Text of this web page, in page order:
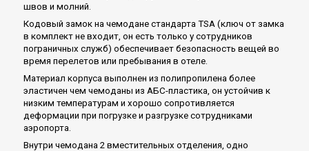
швов и молний.
Кодовый замок на чемодане стандарта TSA (ключ от замка
в комплект не входит, он есть только у сотрудников
пограничных служб) обеспечивает безопасность вещей во
время перелетов или пребывания в отеле.
Материал корпуса выполнен из полипропилена более
эластичен чем чемоданы из АБС-пластика, он устойчив к
низким температурам и хорошо сопротивляется
деформации при погрузке и разгрузке сотрудниками
аэропорта.
Внутри чемодана 2 вместительных отделения, одно